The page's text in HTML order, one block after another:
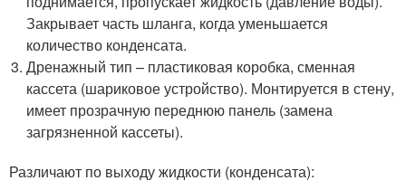
Закрывает часть шланга, когда уменьшается
количество конденсата.
Дренажный тип – пластиковая коробка, сменная
кассета (шариковое устройство). Монтируется в стену,
имеет прозрачную переднюю панель (замена
загрязненной кассеты).
Различают по выходу жидкости (конденсата):